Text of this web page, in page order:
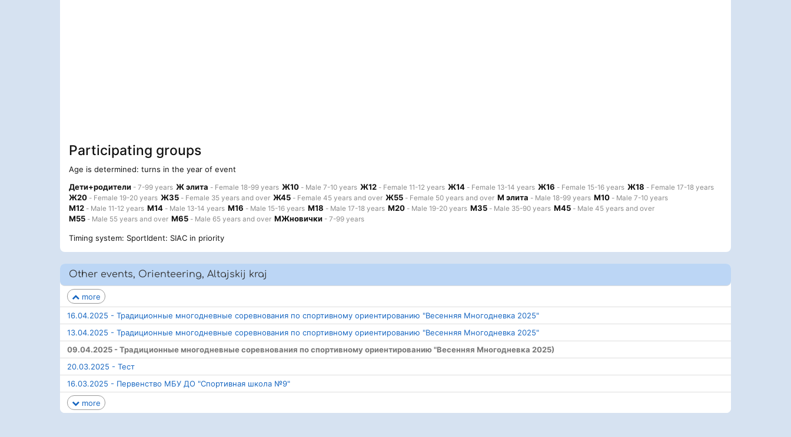
Participating groups
Age is determined: turns in the year of event
Дети+родители - 7-99 years Ж элита - Female 18-99 years Ж10 - Male 7-10 years Ж12 - Female 11-12 years Ж14 - Female 13-14 years Ж16 - Female 15-16 years Ж18 - Female 17-18 years
Ж20 - Female 19-20 years Ж35 - Female 35 years and over Ж45 - Female 45 years and over Ж55 - Female 50 years and over М элита - Male 18-99 years М10 - Male 7-10 years
М12 - Male 11-12 years М14 - Male 13-14 years М16 - Male 15-16 years М18 - Male 17-18 years М20 - Male 19-20 years М35 - Male 35-90 years М45 - Male 45 years and over
М55 - Male 55 years and over М65 - Male 65 years and over МЖновички - 7-99 years
Timing system: SportIdent: SIAC in priority
Other events, Orienteering, Altajskij kraj
more
16.04.2025 - Традиционные многодневные соревнования по спортивному ориентированию "Весенняя Многодневка 2025"
13.04.2025 - Традиционные многодневные соревнования по спортивному ориентированию "Весенняя Многодневка 2025"
09.04.2025 - Традиционные многодневные соревнования по спортивному ориентированию "Весенняя Многодневка 2025)
20.03.2025 - Тест
16.03.2025 - Первенство МБУ ДО "Спортивная школа №9"
more